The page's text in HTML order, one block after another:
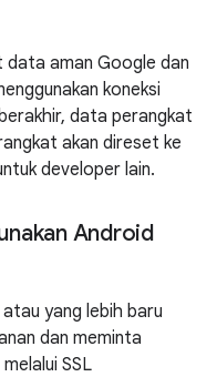
aman Google dan
koneksi
data perangkat
akan direset ke
developer lain.
Android
yang lebih baru
dan meminta
SSL